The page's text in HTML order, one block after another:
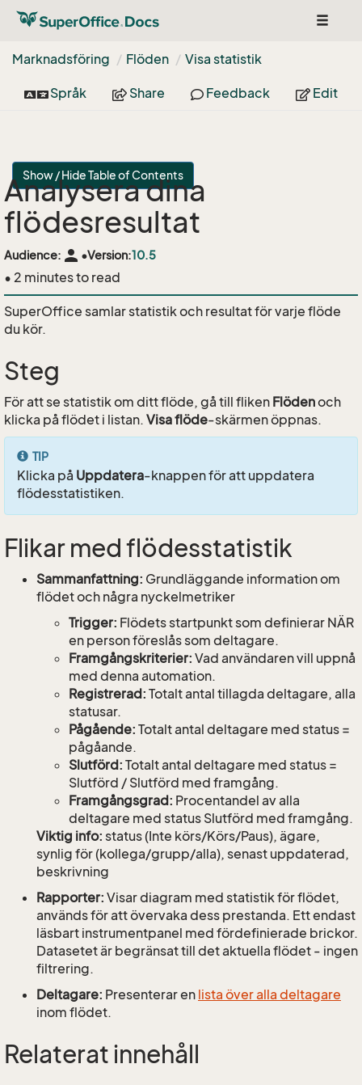
Toggle
Marknadsföring
Flöden Visa statistik
Språk Share Feedback Edit
Show / Hide Table of Contents
Analysera dina
flödesresultat
Audience: person •Version:10.5
• 2 minutes to read
SuperOffice samlar statistik och resultat för varje flöde
du kör.
Steg
För att se statistik om ditt flöde, gå till fliken Flödenoch
klicka på flödet i listan. Visa flöde-skärmen öppnas.
TIP
Klicka på Uppdatera-knappen för att uppdatera
flödesstatistiken.
Flikar med flödesstatistik
Sammanfattning: Grundläggande information om
flödet och några nyckelmetriker
Trigger: Flödets startpunkt som definierar NÄR
en person föreslås som deltagare.
Framgångskriterier: Vad användaren vill uppnå
med denna automation.
Registrerad: Totalt antal tillagda deltagare, alla
statusar.
Pågående: Totalt antal deltagare med status =
pågåande.
Slutförd: Totalt antal deltagare med status =
Slutförd / Slutförd med framgång.
Framgångsgrad: Procentandel av alla
deltagare med status Slutförd med framgång.
Viktig info: status (Inte körs/Körs/Paus), ägare,
synlig för (kollega/grupp/alla), senast uppdaterad,
beskrivning
Rapporter: Visar diagram med statistik för flödet,
används för att övervaka dess prestanda. Ett endast
läsbart instrumentpanel med fördefinierade brickor.
Datasetet är begränsat till det aktuella flödet - ingen
filtrering.
Deltagare: Presenterar en lista över alla deltagare
inom flödet.
Relaterat innehåll